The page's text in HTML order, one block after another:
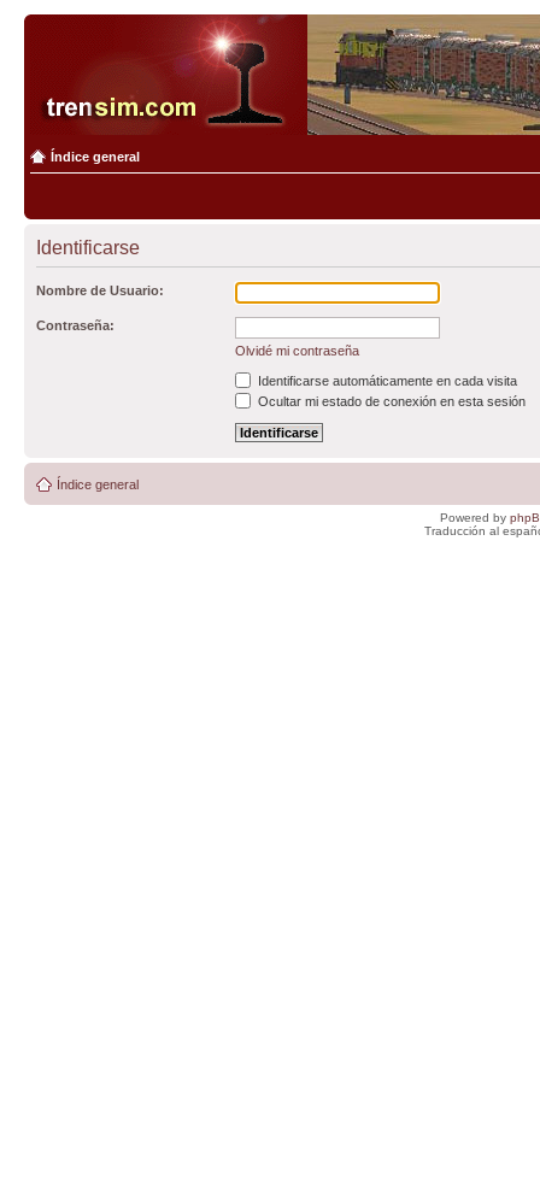
Índice general
Identificarse
Nombre de Usuario:
Contraseña:
Olvidé mi contraseña
Identificarse automáticamente en cada visita
Ocultar mi estado de conexión en esta sesión
Índice general
Powered by
Traducción al